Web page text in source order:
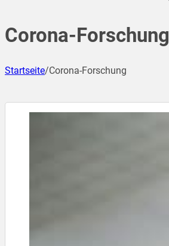
Corona-Forschung
Startseite/Corona-Forschung